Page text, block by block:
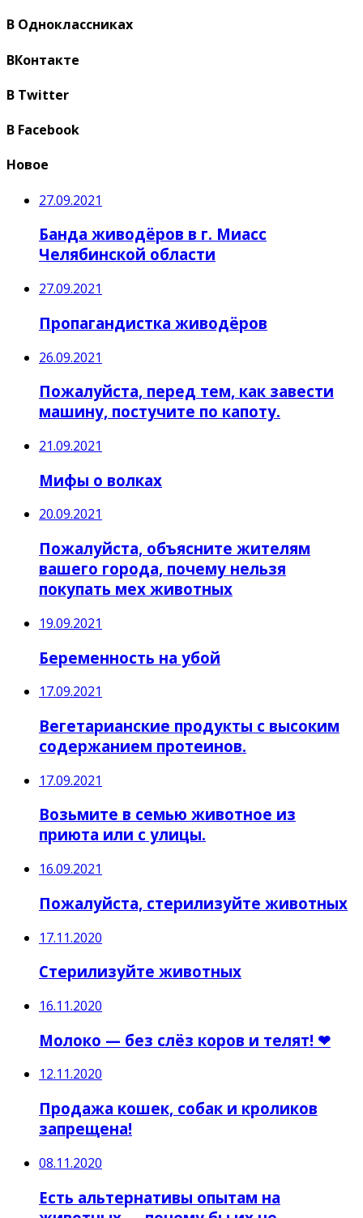
В Одноклассниках
ВКонтакте
В Twitter
В Facebook
Новое
27.09.2021
Банда живодёров в г. Миасс
Челябинской области
27.09.2021
Пропагандистка живодёров
26.09.2021
Пожалуйста, перед тем, как завести
машину, постучите по капоту.
21.09.2021
Мифы о волках
20.09.2021
Пожалуйста, объясните жителям
вашего города, почему нельзя
покупать мех животных
19.09.2021
Беременность на убой
17.09.2021
Вегетарианские продукты с высоким
содержанием протеинов.
17.09.2021
Возьмите в семью животное из
приюта или с улицы.
16.09.2021
Пожалуйста, стерилизуйте животных
17.11.2020
Стерилизуйте животных
16.11.2020
Молоко — без слёз коров и телят! ❤
12.11.2020
Продажа кошек, собак и кроликов
запрещена!
08.11.2020
Есть альтернативы опытам на